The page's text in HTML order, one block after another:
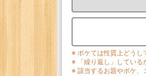
※ ボケては性質上どうし
※ 「繰り返し」している
※ 該当するお題やボケ、